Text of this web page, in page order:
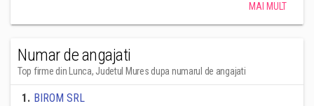
MAI MULT
Numar de angajati
Top firme din Lunca, Judetul Mures dupa numarul de angajati
1. BIROM SRL